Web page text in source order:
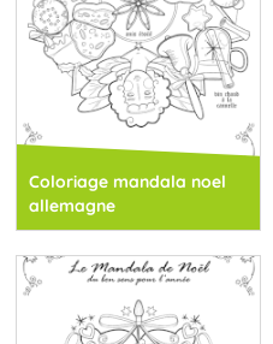
Coloriage mandala noel
allemagne